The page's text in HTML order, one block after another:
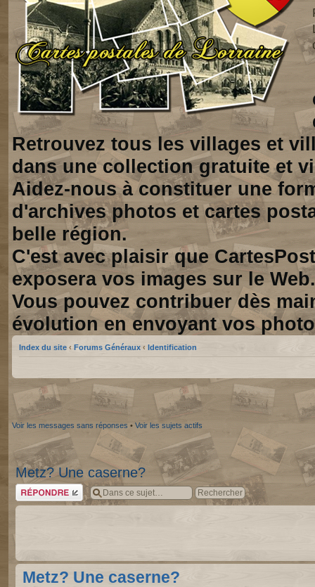
Retrouvez tous les villages et
dans une collection gratuite et
Aidez-nous à constituer une
d'archives photos et cartes
belle région.
C'est avec plaisir que
exposera vos images sur le Web.
Vous pouvez contribuer dès
évolution en envoyant vos
Index du site ‹ Forums Généraux ‹ Identification
Voir les messages sans réponses • Voir les sujets actifs
Metz? Une caserne?
Répondre
Metz? Une caserne?